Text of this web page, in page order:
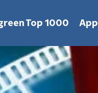
Top 1000 App